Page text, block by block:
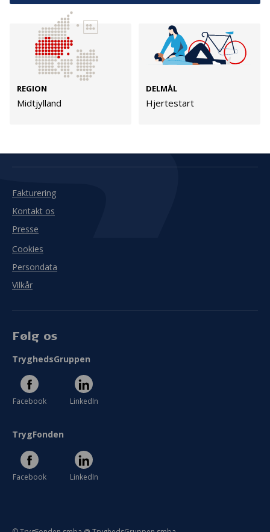
REGION
Midtjylland
DELMÅL
Hjertestart
Kontakt
TrygFonden
45 26 08 00
info@trygfonden.dk
TryghedsGruppen
Adresse
Hummeltoftevej 49
2830 Virum
Vis vej hertil
Fakturering
Kontakt os
Presse
Cookies
Persondata
Vilkår
Følg os
TryghedsGruppen
Facebook LinkedIn
TrygFonden
Facebook LinkedIn